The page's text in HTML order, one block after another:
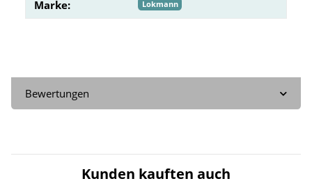
Marke: Lokmann
Bewertungen
Kunden kauften auch